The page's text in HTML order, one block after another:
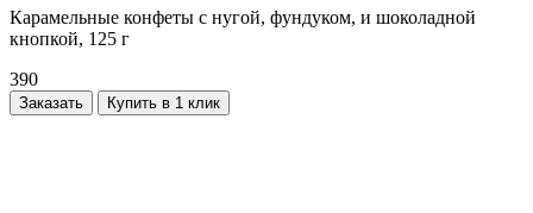
Карамельные конфеты с нугой, фундуком, и шоколадной
кнопкой, 125 г
390
Заказать Купить в 1 клик